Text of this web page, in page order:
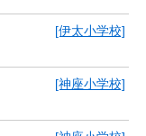
[伊太小学校]
[神座小学校]